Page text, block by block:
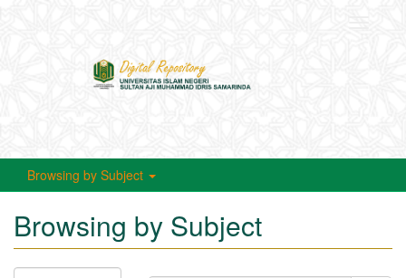
Browsing by Subject
Browsing by Subject